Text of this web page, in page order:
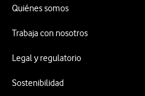
Quiénes somos
Trabaja con nosotros
Legal y regulatorio
Sostenibilidad